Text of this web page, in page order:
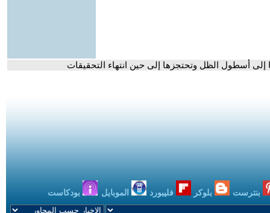
إلى أسطول الظل وتحتجزها إلى حين انتهاء التحقيقات
بنترست بلوكر فليبورد الموبايل بودكاست